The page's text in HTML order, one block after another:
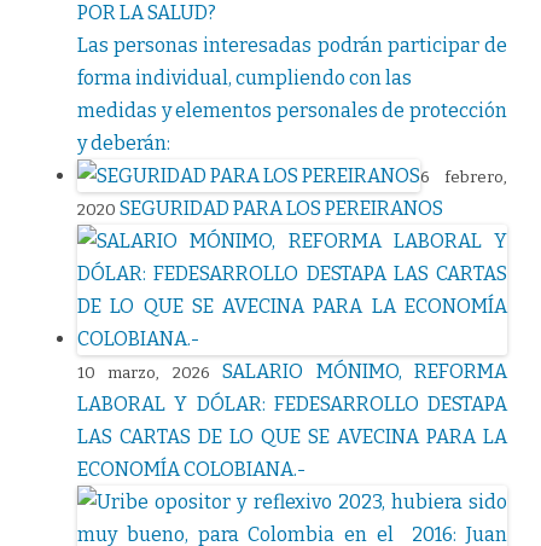
POR LA SALUD?
Las personas interesadas podrán participar de
forma individual, cumpliendo con las
medidas y elementos personales de protección
y deberán:
6 febrero,
2020 SEGURIDAD PARA LOS PEREIRANOS
10 marzo, 2026
SALARIO MÓNIMO, REFORMA
LABORAL Y DÓLAR: FEDESARROLLO DESTAPA
LAS CARTAS DE LO QUE SE AVECINA PARA LA
ECONOMÍA COLOBIANA.-